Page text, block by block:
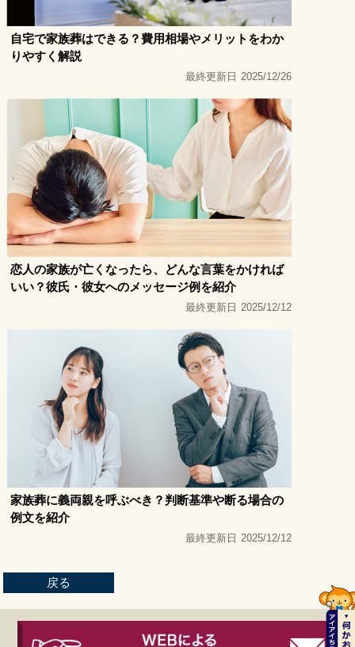
自宅で家族葬はできる？費用相場やメリットをわか
りやすく解説
最終更新日 2025/12/26
恋人の家族が亡くなったら、どんな言葉をかければ
いい？彼氏・彼女へのメッセージ例を紹介
最終更新日 2025/12/12
家族葬に義両親を呼ぶべき？判断基準や断る場合の
例文を紹介
最終更新日 2025/12/12
戻る